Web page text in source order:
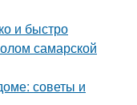
и быстро
самарской
советы и